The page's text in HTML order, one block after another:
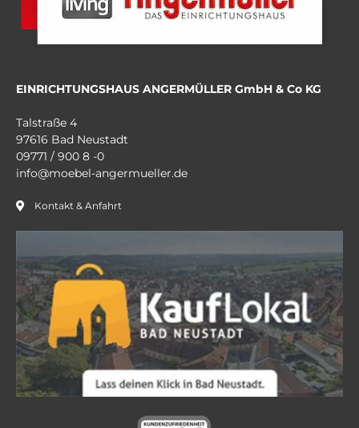
EINRICHTUNGSHAUS ANGERMÜLLER GmbH & Co KG
Talstraße 4
97616 Bad Neustadt
09771 / 900 8 -0
info@moebel-angermueller.de
Kontakt & Anfahrt